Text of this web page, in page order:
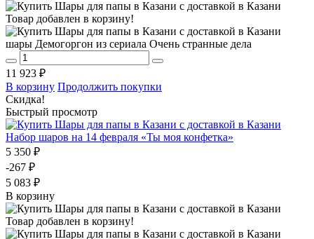
Товар добавлен в корзину!
шары Демогоргон из сериала Очень странные дела
11 923 ₽
В корзину Продолжить покупки
Скидка!
Быстрый просмотр
Набор шаров на 14 февраля «Ты моя конфетка»
5 350 ₽
-267 ₽
5 083 ₽
В корзину
Товар добавлен в корзину!